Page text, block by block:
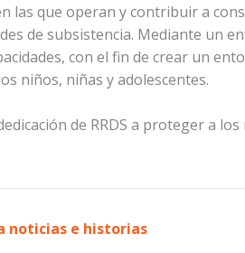
las que operan y contribuir a
de subsistencia. Mediante un
con el fin de crear un
niños, niñas y adolescentes.
de RRDS a proteger a
noticias e historias